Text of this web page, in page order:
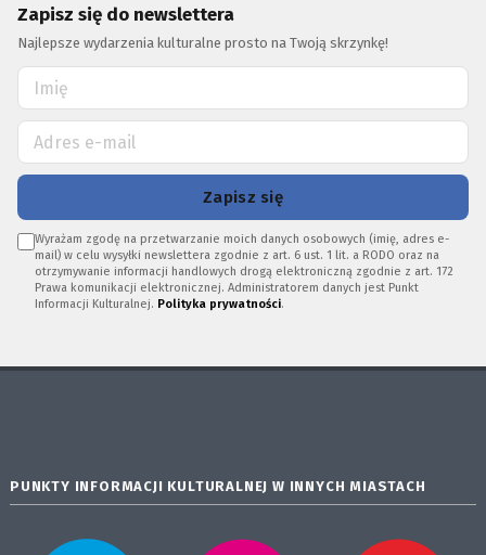
Zapisz się do newslettera
Najlepsze wydarzenia kulturalne prosto na Twoją skrzynkę!
Zapisz się
Wyrażam zgodę na przetwarzanie moich danych osobowych (imię, adres e-
mail) w celu wysyłki newslettera zgodnie z art. 6 ust. 1 lit. a RODO oraz na
otrzymywanie informacji handlowych drogą elektroniczną zgodnie z art. 172
Prawa komunikacji elektronicznej. Administratorem danych jest Punkt
Informacji Kulturalnej. Polityka prywatności.
PUNKTY INFORMACJI KULTURALNEJ W INNYCH MIASTACH